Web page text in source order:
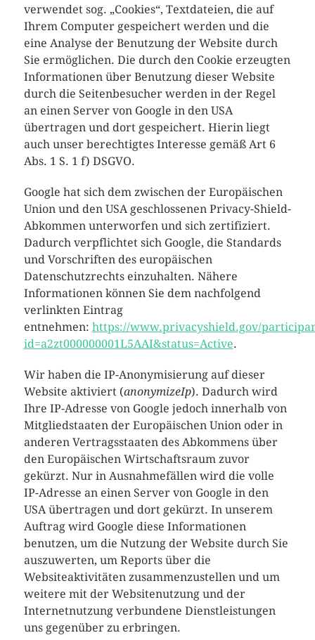
verwendet sog. „Cookies“, Textdateien, die auf
Ihrem Computer gespeichert werden und die
eine Analyse der Benutzung der Website durch
Sie ermöglichen. Die durch den Cookie erzeugten
Informationen über Benutzung dieser Website
durch die Seitenbesucher werden in der Regel
an einen Server von Google in den USA
übertragen und dort gespeichert. Hierin liegt
auch unser berechtigtes Interesse gemäß Art 6
Abs. 1 S. 1 f) DSGVO.
Google hat sich dem zwischen der Europäischen
Union und den USA geschlossenen Privacy-Shield-
Abkommen unterworfen und sich zertifiziert.
Dadurch verpflichtet sich Google, die Standards
und Vorschriften des europäischen
Datenschutzrechts einzuhalten. Nähere
Informationen können Sie dem nachfolgend
verlinkten Eintrag
entnehmen: https://www.privacyshield.gov/
id=a2zt000000001L5AAI&status=Active.
Wir haben die IP-Anonymisierung auf dieser
Website aktiviert (anonymizeIp). Dadurch wird
Ihre IP-Adresse von Google jedoch innerhalb von
Mitgliedstaaten der Europäischen Union oder in
anderen Vertragsstaaten des Abkommens über
den Europäischen Wirtschaftsraum zuvor
gekürzt. Nur in Ausnahmefällen wird die volle
IP-Adresse an einen Server von Google in den
USA übertragen und dort gekürzt. In unserem
Auftrag wird Google diese Informationen
benutzen, um die Nutzung der Website durch Sie
auszuwerten, um Reports über die
Websiteaktivitäten zusammenzustellen und um
weitere mit der Websitenutzung und der
Internetnutzung verbundene Dienstleistungen
uns gegenüber zu erbringen.